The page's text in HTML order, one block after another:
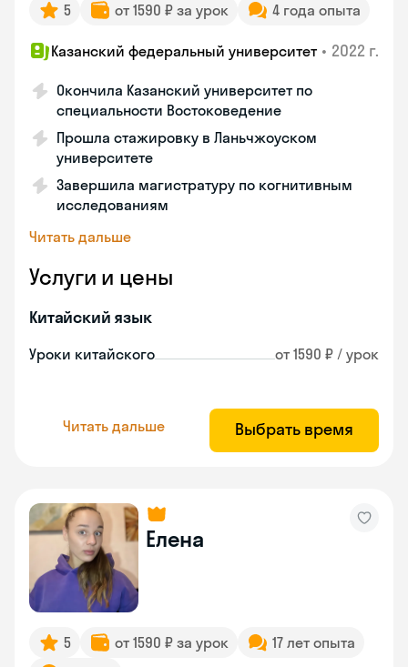
5 от 1590 ₽ за урок 4 года опыта
Казанский федеральный университет • 2022 г.
Окончила Казанский университет по
специальности Востоковедение
Прошла стажировку в Ланьчжоуском
университете
Завершила магистратуру по когнитивным
исследованиям
Читать дальше
Услуги и цены
Китайский язык
Уроки китайского от 1590 ₽ / урок
Читать дальше Выбрать время
Елена
5 от 1590 ₽ за урок
17 лет опыта